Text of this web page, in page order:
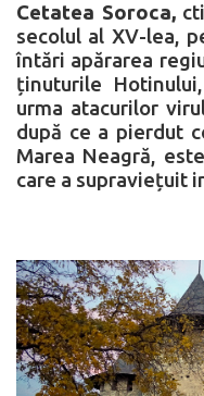
Cetatea Soroca,
secolul al XV-lea,
întări apărarea
ținuturile
urma atacurilor
după ce a pierdut
Marea Neagră,
care a supraviețuit